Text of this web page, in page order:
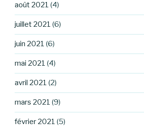
août 2021 (4)
juillet 2021 (6)
juin 2021 (6)
mai 2021 (4)
avril 2021 (2)
mars 2021 (9)
février 2021 (5)